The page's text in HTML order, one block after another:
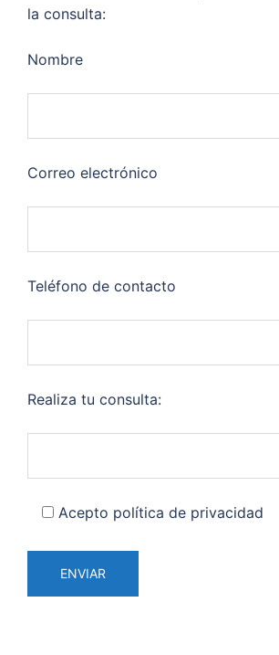
la consulta:
Nombre
Correo electrónico
Teléfono de contacto
Realiza tu consulta:
Acepto política de privacidad